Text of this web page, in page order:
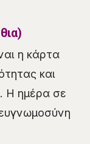
η κάρτα
και
Η ημέρα σε
ευγνωμοσύνη